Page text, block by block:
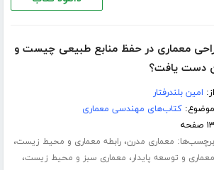
معماری در حفظ منابع طبیعی چیست و
دست یافت؟
از: امین بلندرفتار
موضوع:کتاب‌های مهندسی معماری
۱۳ صفحه
برچسب‌ها: معماری مدرن،رابطه معماری و محیط زیست،
معماری و توسعه پایدار، معماری سبز و محیط زیست،